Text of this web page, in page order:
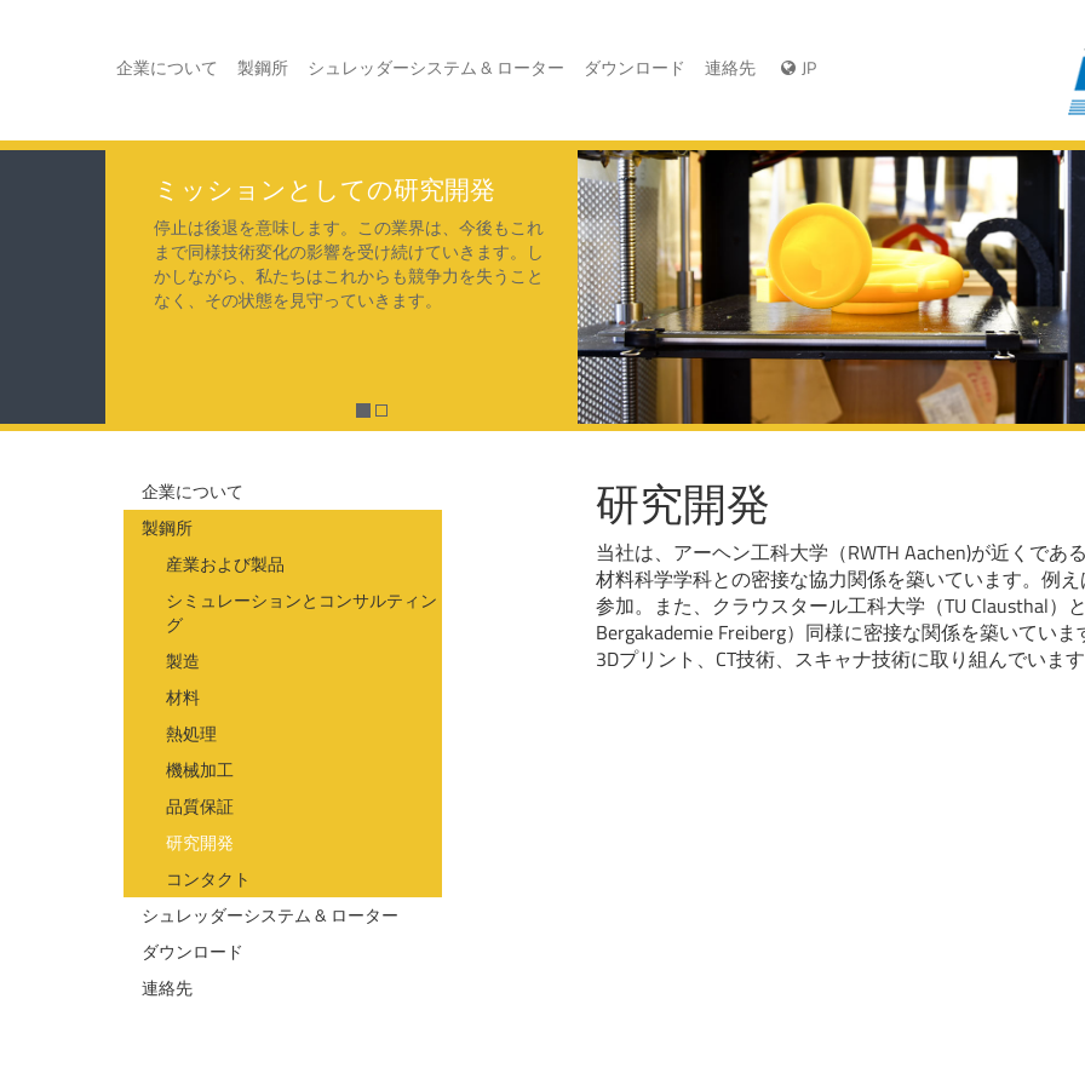
企業について 製鋼所 シュレッダーシステム & ローター ダウンロード 連絡先 JP
ミッションとしての研究開発
停止は後退を意味します。この業界は、今後もこれ
まで同様技術変化の影響を受け続けていきます。し
かしながら、私たちはこれからも競争力を失うこと
なく、その状態を見守っていきます。
企業について
製鋼所
産業および製品
シミュレーションとコンサルティン
グ
製造
材料
熱処理
機械加工
品質保証
研究開発
コンタクト
シュレッダーシステム & ローター
ダウンロード
連絡先
研究開発
当社は、アーヘン工科大学（RWTH Aachen)が近くで
材料科学学科との密接な協力関係を築いています。例
参加。また、クラウスタール工科大学（TU Clausthal）
Bergakademie Freiberg）同様に密接な関係を築いてい
3Dプリント、CT技術、スキャナ技術に取り組んでいま